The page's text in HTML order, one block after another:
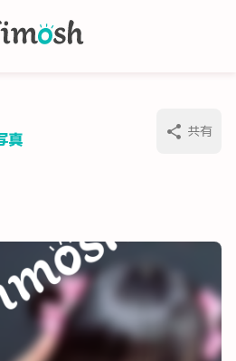
真 共有